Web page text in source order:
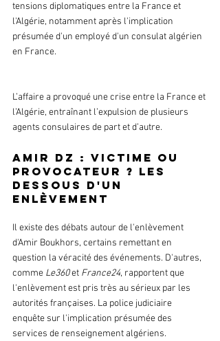
tensions diplomatiques entre la France et
l'Algérie, notamment après l'implication
présumée d'un employé d'un consulat algérien
en France.
L’affaire a provoqué une crise entre la France et
l’Algérie, entraînant l’expulsion de plusieurs
agents consulaires de part et d’autre.
Amir DZ : victime ou
provocateur ? Les
dessous d'un
enlèvement
Il existe des débats autour de l'enlèvement
d'Amir Boukhors, certains remettant en
question la véracité des événements. D'autres,
comme Le360 et France24, rapportent que
l'enlèvement est pris très au sérieux par les
autorités françaises. La police judiciaire
enquête sur l'implication présumée des
services de renseignement algériens.